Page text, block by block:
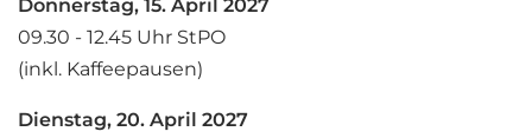
Donnerstag, 15. April 2027
09.30 - 12.45 Uhr StPO
(inkl. Kaffeepausen)
Dienstag, 20. April 2027